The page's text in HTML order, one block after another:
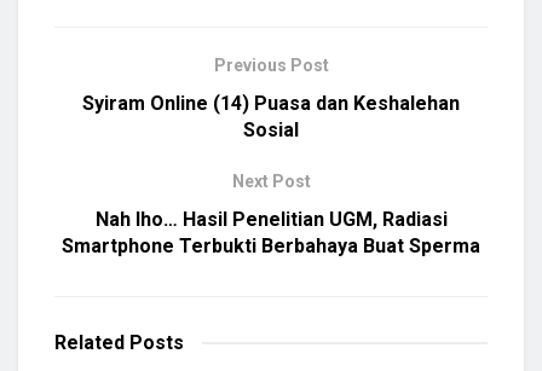
Previous Post
Syiram Online (14) Puasa dan Keshalehan
Sosial
Next Post
Nah lho… Hasil Penelitian UGM, Radiasi
Smartphone Terbukti Berbahaya Buat Sperma
Related Posts